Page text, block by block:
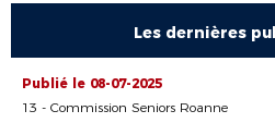
Les dernières
Publié le 08-07-2025
13 - Commission Seniors Roanne